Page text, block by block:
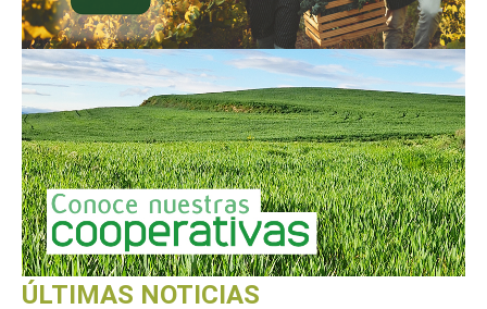
ÚLTIMAS NOTICIAS